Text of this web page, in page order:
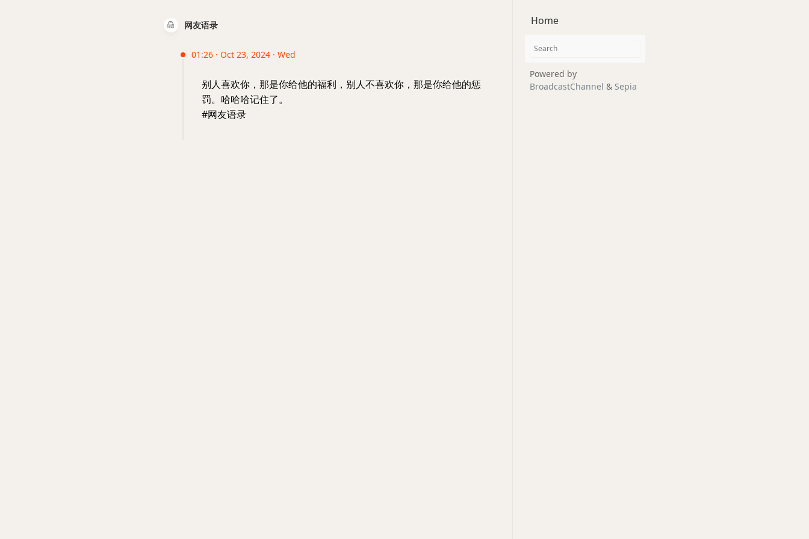
网友语录
01:26 · Oct 23, 2024 · Wed
别人喜欢你，那是你给他的福利，别人不喜欢你，那是你给他的惩
罚。哈哈哈记住了。
#网友语录
Home
Powered by
BroadcastChannel & Sepia